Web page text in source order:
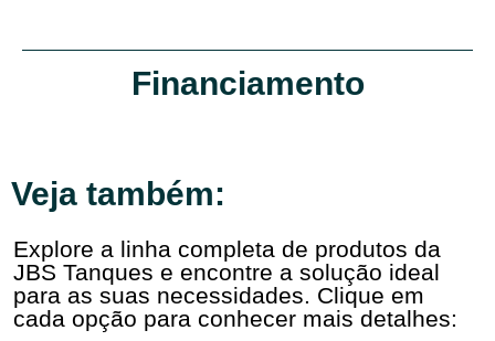
Financiamento
Veja também:
Explore a linha completa de produtos da
JBS Tanques e encontre a solução ideal
para as suas necessidades. Clique em
cada opção para conhecer mais detalhes: